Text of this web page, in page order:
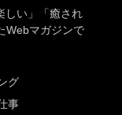
しい」「癒され
Webマガジンで
グ
事